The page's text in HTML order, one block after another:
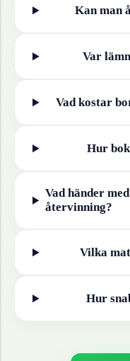
Kan man
Var
Vad kostar
Hur
Vad händer
återvinning?
Vilka
Hur